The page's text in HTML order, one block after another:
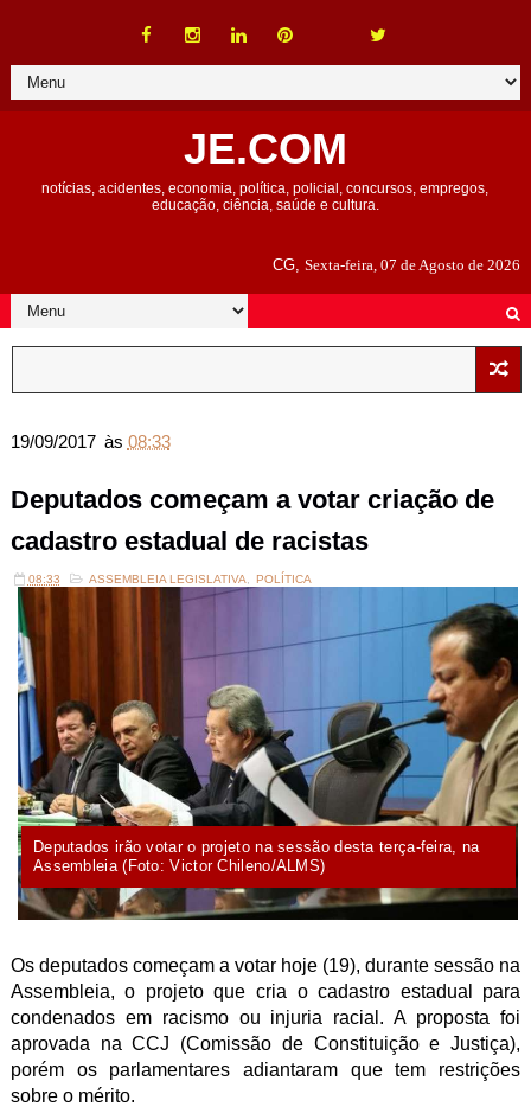
JE.COM
notícias, acidentes, economia, política, policial, concursos, empregos,
educação, ciência, saúde e cultura.
CG,Sexta-feira, 07 de Agosto de 2026
19/09/2017 às 08:33
Deputados começam a votar criação de
cadastro estadual de racistas
08:33 ASSEMBLEIA LEGISLATIVA POLÍTICA
Deputados irão votar o projeto na sessão desta terça-feira, na
Assembleia (Foto: Victor Chileno/ALMS)
Os deputados começam a votar hoje (19), durante sessão na
Assembleia, o projeto que cria o cadastro estadual para
condenados em racismo ou injuria racial. A proposta foi
aprovada na CCJ (Comissão de Constituição e Justiça),
porém os parlamentares adiantaram que tem restrições
sobre o mérito.